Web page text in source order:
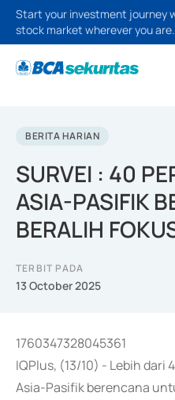
Start your investment journey
stock market wherever you are.
BERITA HARIAN
SURVEI : 40
ASIA-PASIFIK
BERALIH
TERBIT PADA
13 October 2025
1760347328045361
IQPlus, (13/10) - Lebih dari
Asia-Pasifik berencana